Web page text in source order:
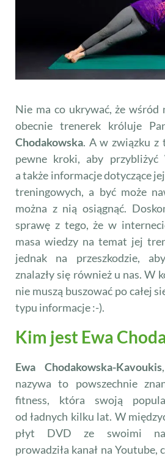
Nie ma co ukrywać, że wśród
obecnie trenerek króluje
Chodakowska. A w związku z
pewne kroki, aby przybliżyć
a także informacje dotyczące
treningowych, a być może
można z nią osiągnąć.
sprawę z tego, że w
masa wiedzy na temat jej
jednak na przeszkodzie,
znalazły się również u nas. W
nie muszą buszować po całej
typu informacje :-).
Kim jest Ewa
Ewa Chodakowska-Kavoukis
nazywa to powszechnie
fitness, która swoją
od ładnych kilku lat. W
płyt DVD ze swoimi
prowadziła kanał na Youtube,